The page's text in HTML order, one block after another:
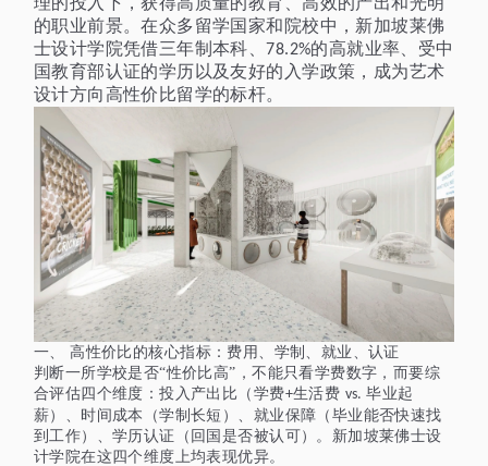
的职业前景。在众多留学国家和院校中，新加坡莱佛
士设计学院凭借三年制本科、78.2%的高就业率、受中
国教育部认证的学历以及友好的入学政策，成为艺术
设计方向高性价比留学的标杆。
一、
高性价比的核心指标：费用、学制、就业、认证
判断一所学校是否“性价比高”，不能只看学费数字，而要综
合评估四个维度：投入产出比（学费+生活费 vs.毕业起
薪）、时间成本（学制长短）、就业保障（毕业能否快速找
到工作）、学历认证（回国是否被认可）。新加坡莱佛士设
计学院在这四个维度上均表现优异。